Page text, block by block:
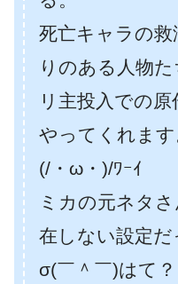
死亡キャラの
りのある人物
リ主投入での
やってくれます
(/・ω・)/ﾜｰｲ
ミカの元ネタ
在しない設定だ
σ(￣＾￣)はて？